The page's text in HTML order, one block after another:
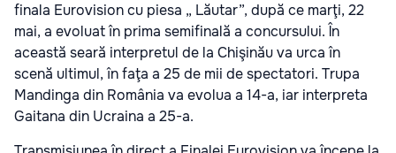
finala Eurovision cu piesa „ Lăutar”, după ce marţi, 22
mai, a evoluat în prima semifinală a concursului. În
această seară interpretul de la Chişinău va urca în
scenă ultimul, în faţa a 25 de mii de spectatori. Trupa
Mandinga din România va evolua a 14-a, iar interpreta
Gaitana din Ucraina a 25-a.